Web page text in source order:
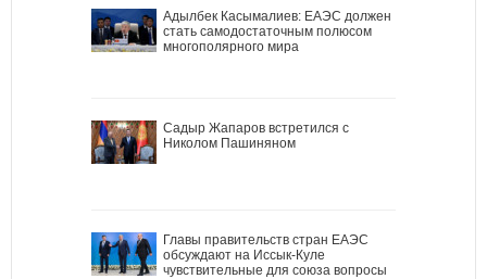
Адылбек Касымалиев: ЕАЭС должен
стать самодостаточным полюсом
многополярного мира
Садыр Жапаров встретился с
Николом Пашиняном
Главы правительств стран ЕАЭС
обсуждают на Иссык-Куле
чувствительные для союза вопросы